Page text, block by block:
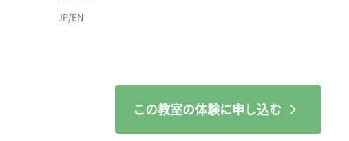
この教室の体験に申し込む
JP/EN